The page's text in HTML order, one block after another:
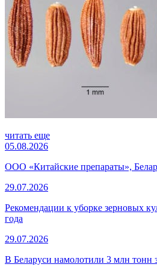
читать еще
05.08.2026
ООО «Китайские препараты»,
29.07.2026
Рекомендации к уборке зерновых
года
29.07.2026
В Беларуси намолотили 3 млн тонн